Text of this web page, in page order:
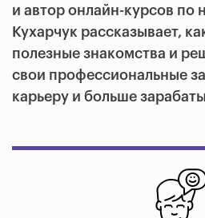
и автор онлайн-курсов по
Кухарчук рассказывает,
полезные знакомства и
свои профессиональные
карьеру и больше